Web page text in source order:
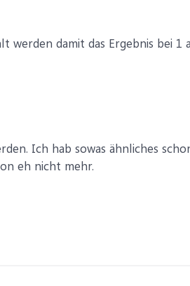
werden damit das Ergebnis bei 1
Ich hab sowas ähnliches
eh nicht mehr.